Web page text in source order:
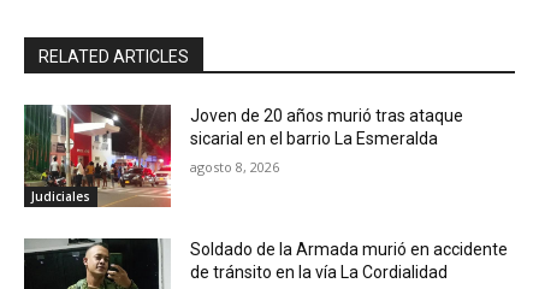
RELATED ARTICLES
Judiciales
Joven de 20 años murió tras ataque
sicarial en el barrio La Esmeralda
agosto 8, 2026
Soldado de la Armada murió en accidente
de tránsito en la vía La Cordialidad